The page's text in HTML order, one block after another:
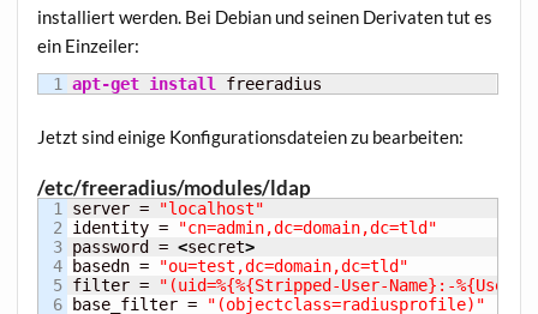
instal­liert wer­den. Bei Debi­an und sei­nen Deri­va­ten tut es
ein Einzeiler:
apt-get install freeradius
Jetzt sind eini­ge Kon­fi­gu­ra­ti­ons­da­tei­en zu bearbeiten:
/etc/freeradius/modules/ldap
1
2
3
4
5
6
server =
"localhost"
identity =
"cn=admin,dc=domain,dc=tld"
password = <secret>
basedn =
"ou=test,dc=domain,dc=tld"
filter =
"(uid=%{%{Stripped-User-Name}:-%{User-
base_filter =
"(objectclass=radiusprofile)"